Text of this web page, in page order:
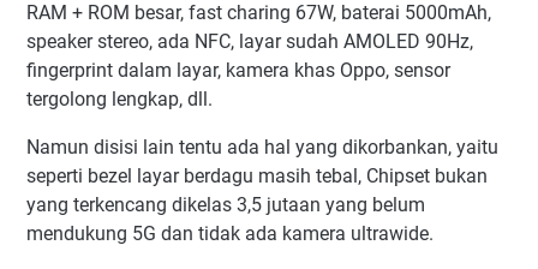
RAM + ROM besar, fast charing 67W, baterai 5000mAh,
speaker stereo, ada NFC, layar sudah AMOLED 90Hz,
fingerprint dalam layar, kamera khas Oppo, sensor
tergolong lengkap, dll.
Namun disisi lain tentu ada hal yang dikorbankan, yaitu
seperti bezel layar berdagu masih tebal, Chipset bukan
yang terkencang dikelas 3,5 jutaan yang belum
mendukung 5G dan tidak ada kamera ultrawide.